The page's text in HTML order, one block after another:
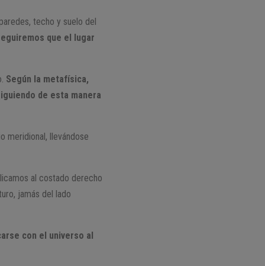
techo y suelo del
que el lugar
Según la metafísica,
de esta manera
meridional, llevándose
al costado derecho
jamás del lado
con el universo al